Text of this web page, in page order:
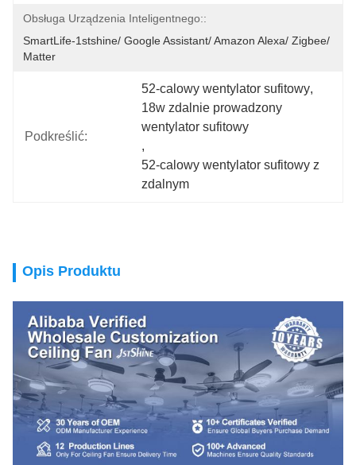
Obsługa Urządzenia Inteligentnego::
SmartLife-1stshine/ Google Assistant/ Amazon Alexa/ Zigbee/
Matter
Podkreślić:
52-calowy wentylator sufitowy,
18w zdalnie prowadzony
wentylator sufitowy
,
52-calowy wentylator sufitowy z
zdalnym
Opis Produktu